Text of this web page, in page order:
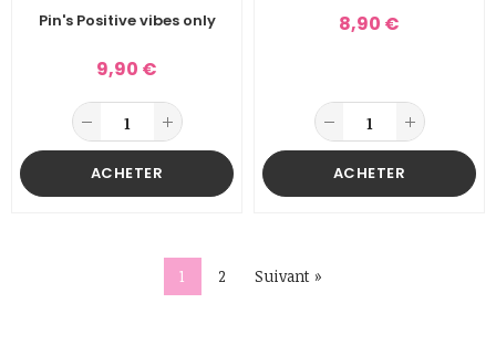
Pin's Positive vibes only
9,90 €
ACHETER
8,90 €
ACHETER
1 2 Suivant »